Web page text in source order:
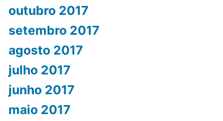
outubro 2017
setembro 2017
agosto 2017
julho 2017
junho 2017
maio 2017